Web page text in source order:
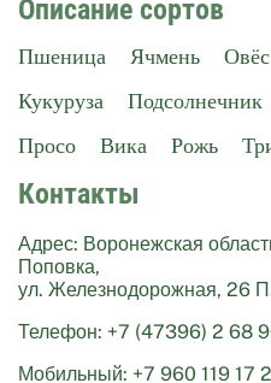
Описание сортов
Пшеница Ячмень Овёс
Кукуруза
Подсолнечник
Просо
Вика Рожь
Контакты
Адрес: Воронежская
Поповка,
ул. Железнодорожная, 26
Телефон: +7 (47396) 2 68
Мобильный: +7 960 119 17